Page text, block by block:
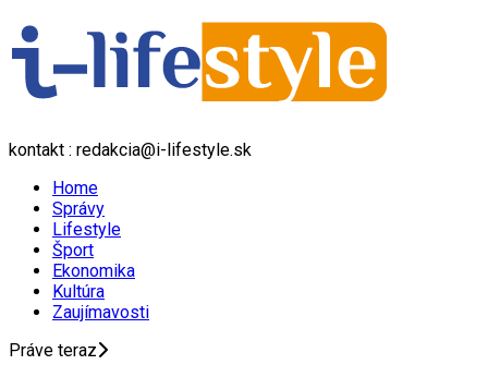
kontakt : redakcia@i-lifestyle.sk
Home
Správy
Lifestyle
Šport
Ekonomika
Kultúra
Zaujímavosti
Práve teraz